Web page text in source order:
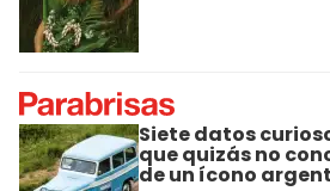
Siete datos
que quizás no
de un ícono